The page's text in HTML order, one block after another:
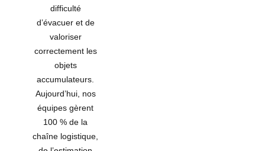
difficulté
d’évacuer et de
valoriser
correctement les
objets
accumulateurs.
Aujourd’hui, nos
équipes gèrent
100 % de la
chaîne logistique,